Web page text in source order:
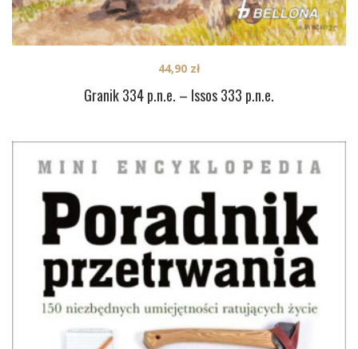
Granik 334 p.n.e. – Issos 333 p.n.e.
44,90 zł